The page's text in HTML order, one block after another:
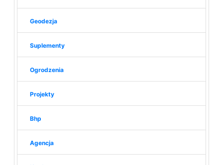
Geodezja
Suplementy
Ogrodzenia
Projekty
Bhp
Agencja